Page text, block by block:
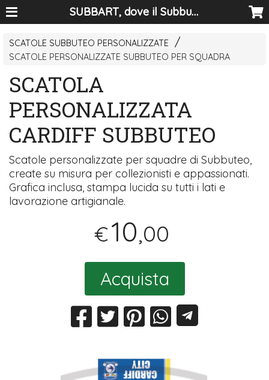
SUBBART, dove il Subbuteo diventa arte
SCATOLE SUBBUTEO PERSONALIZZATE
SCATOLE PERSONALIZZATE SUBBUTEO PER SQUADRA
SCATOLA
PERSONALIZZATA
CARDIFF SUBBUTEO
Scatole personalizzate per squadre di Subbuteo,
create su misura per collezionisti e appassionati.
Grafica inclusa, stampa lucida su tutti i lati e
lavorazione artigianale.
€10,00
Acquista